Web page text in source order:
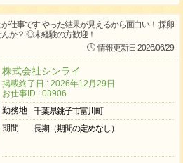
仕事です やった結果が見えるから面白い！ 採卵
か？ ◎未経験の方歓迎！
情報更新日 2026/06/29
株式会社シンライ
掲載終了日 : 2026年12月29日
お仕事ID : 03906
勤務地
千葉県銚子市富川町
期間
長期（期間の定めなし）